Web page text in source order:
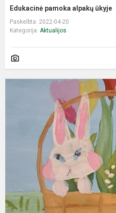
Edukacinė pamoka alpakų ūkyje
Paskelbta: 2022-04-20
Kategorija: Aktualijos